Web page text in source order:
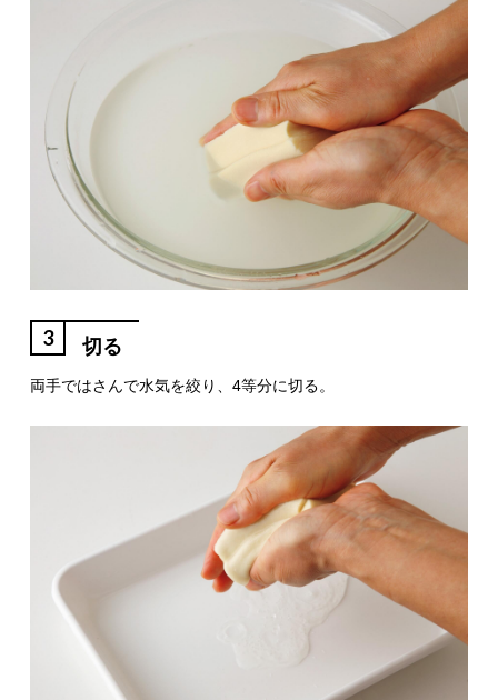
3 切る
両手ではさんで水気を絞り、4等分に切る。